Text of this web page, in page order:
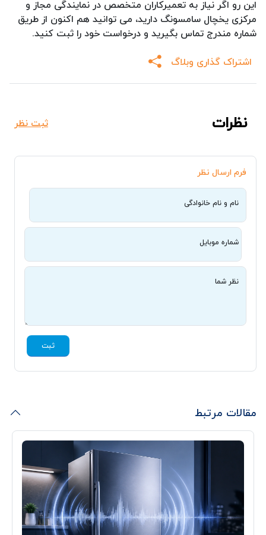
این رو اگر نیاز به تعمیرکاران متخصص در نمایندگی مجاز و
مرکزی یخچال سامسونگ دارید، می توانید هم اکنون از طریق
شماره مندرج تماس بگیرید و درخواست خود را ثبت کنید.
اشتراک گذاری وبلاگ
نظرات ثبت نظر
فرم ارسال نظر
نام و نام خانوادگی
شماره موبایل
نظر شما
ثبت
مقالات مرتبط